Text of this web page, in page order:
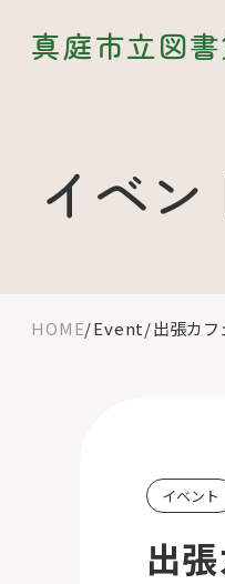
真庭市立図
イベン
HOME Event 出張カ
イベント
出